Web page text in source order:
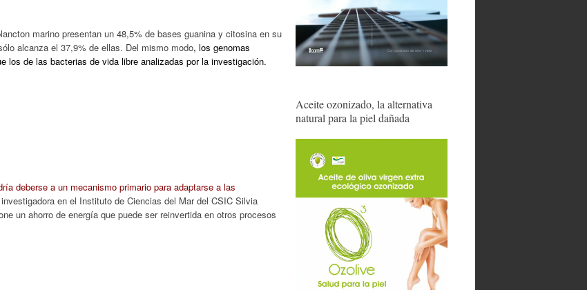
marino presentan un 48,5% de bases guanina y citosina en su
alcanza el 37,9% de ellas. Del mismo modo, los genomas
los de las bacterias de vida libre analizadas por la investigación.
deberse a un mecanismo primario para adaptarse a las
investigadora en el Instituto de Ciencias del Mar del CSIC Silvia
un ahorro de energía que puede ser reinvertida en otros procesos
Aceite ozonizado, la alternativa
natural para la piel dañada